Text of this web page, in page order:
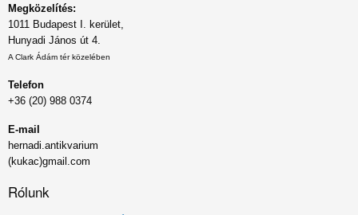
Megközelítés:
1011 Budapest I. kerület,
Hunyadi János út 4.
A Clark Ádám tér közelében
Telefon
+36 (20) 988 0374
E-mail
hernadi.antikvarium
(kukac)gmail.com
Rólunk